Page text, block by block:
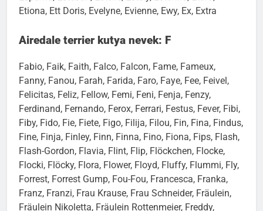
Espurna, Esteban, Estelle, Estély, Estorillo, Etaro,
Fabio, Faik, Faith, Falco, Falcon, Fame, Fameux,
Fanny, Fanou, Farah, Farida, Faro, Faye, Fee, Feivel,
Felicitas, Feliz, Fellow, Femi, Feni, Fenja, Fenzy,
Ferdinand, Fernando, Ferox, Ferrari, Festus, Fever, Fibi,
Fiby, Fido, Fie, Fiete, Figo, Filija, Filou, Fin, Fina, Findus,
Fine, Finja, Finley, Finn, Finna, Fino, Fiona, Fips, Flash,
Flash-Gordon, Flavia, Flint, Flip, Flöckchen, Flocke,
Flocki, Flöcky, Flora, Flower, Floyd, Fluffy, Flummi, Fly,
Forrest, Forrest Gump, Fou-Fou, Francesca, Franka,
Franz, Franzi, Frau Krause, Frau Schneider, Fräulein,